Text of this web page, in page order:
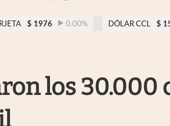
$ 1976 0.00% DÓLAR CCL $
los 30.000